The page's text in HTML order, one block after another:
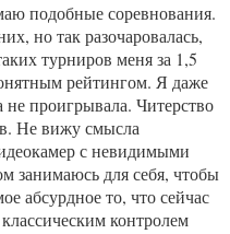
подобные соревнования.
но так разочаровалась,
турниров меня за 1,5
рейтингом. Я даже
проигрывала. Читерство
Не вижу смысла
с невидимыми
занимаюсь для себя, чтобы
абсурдное то, что сейчас
контролем